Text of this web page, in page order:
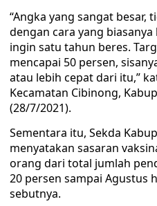
“Angka yang sangat besar,
dengan cara yang
ingin satu tahun beres.
mencapai 50 persen,
atau lebih cepat dari itu,”
Kecamatan Cibinong,
(28/7/2021).
Sementara itu, Sekda
menyatakan sasaran
orang dari total jumlah
20 persen sampai Agustus
sebutnya.